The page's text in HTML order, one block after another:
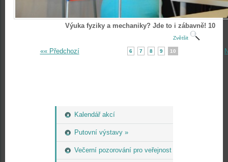
Kalendář akcí
Putovní výstavy »
Večerní pozorování pro veřejnost
Výuka fyziky a mechaniky? Jde to i zábavně! 10
Zvětšit
«« Předchozí 6 7 8 9 10